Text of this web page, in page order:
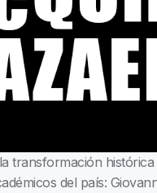
transformación
del país: